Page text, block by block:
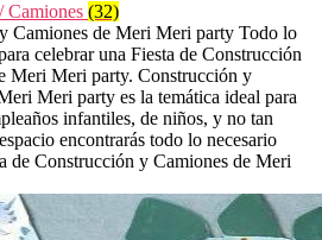
Camiones (32)
Camiones de Meri Meri party Todo lo
celebrar una Fiesta de Construcción
Meri Meri party. Construcción y
Meri party es la temática ideal para
infantiles, de niños, y no tan
encontrarás todo lo necesario
de Construcción y Camiones de Meri